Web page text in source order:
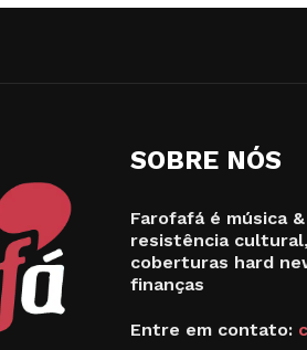
SOBRE NÓS
Farofafá é música
resistência
coberturas hard
finanças
Entre em contato: